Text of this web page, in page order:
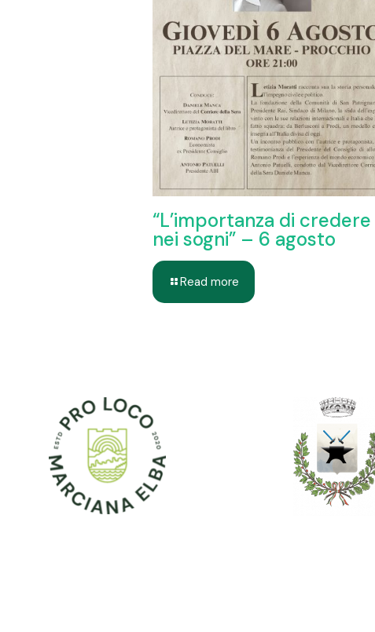
“L’importanza di credere
nei sogni” – 6 agosto
Read more